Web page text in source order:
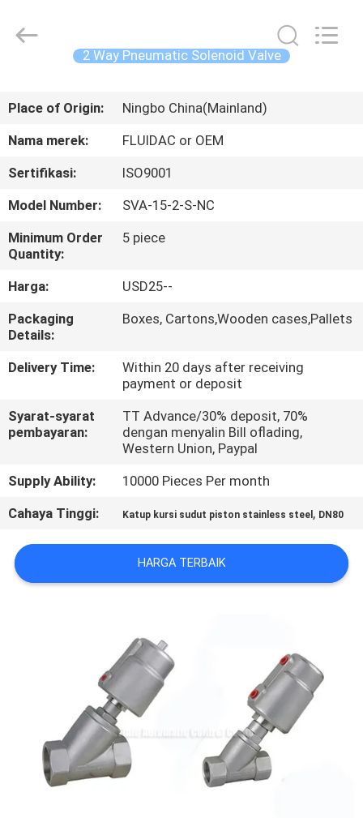
PRODUK
TENTANG
KAMI
TUR
PABRIK
KUALITAS
HUBUNGI
KAMI
PERMINTAAN
PENAWARAN
SITEMAP
PRIVACY
AUTOMATIC
CONTROL
2 Way Pneumatic Solenoid Valve
Place of Origin:
Ningbo China(Mainland)
Nama merek:
FLUIDAC or OEM
Sertifikasi:
ISO9001
Model Number:
SVA-15-2-S-NC
Minimum Order
Quantity:
5 piece
Harga:
USD25--
Packaging
Details:
Boxes, Cartons,Wooden cases,Pallets
Delivery Time:
Within 20 days after receiving
payment or deposit
Syarat-syarat
pembayaran:
TT Advance/30% deposit, 70%
dengan menyalin Bill oflading,
Western Union, Paypal
Supply Ability:
10000 Pieces Per month
Cahaya Tinggi:
Katup kursi sudut piston stainless steel , DN80
HARGA TERBAIK